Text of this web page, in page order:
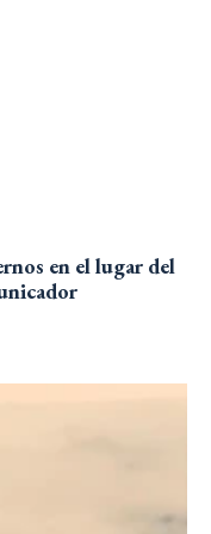
en el lugar del